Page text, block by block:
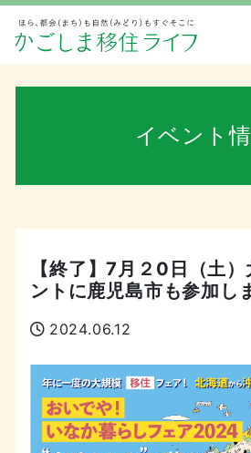
イベント
【終了】7月２0日（土
ントに鹿児島市も参加し
2024.06.12